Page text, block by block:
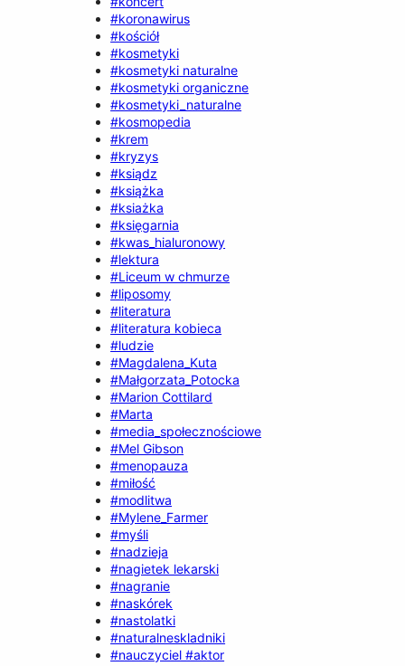
#koronawirus
#kościół
#kosmetyki
#kosmetyki naturalne
#kosmetyki organiczne
#kosmetyki_naturalne
#kosmopedia
#krem
#kryzys
#ksiądz
#książka
#ksiażka
#księgarnia
#kwas_hialuronowy
#lektura
#Liceum w chmurze
#liposomy
#literatura
#literatura kobieca
#ludzie
#Magdalena_Kuta
#Małgorzata_Potocka
#Marion Cottilard
#Marta
#media_społecznościowe
#Mel Gibson
#menopauza
#miłość
#modlitwa
#Mylene_Farmer
#myśli
#nadzieja
#nagietek lekarski
#nagranie
#naskórek
#nastolatki
#naturalneskladniki
#nauczyciel #aktor